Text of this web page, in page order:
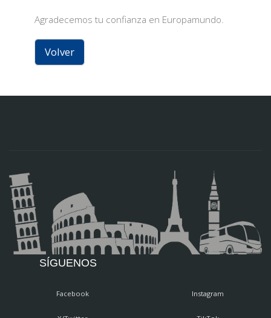
Agradecemos tu confianza en Europamundo.
Volver
SÍGUENOS
Facebook Instagram